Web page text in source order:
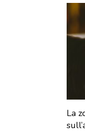
La